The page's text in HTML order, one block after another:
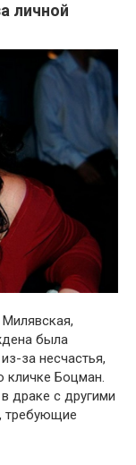
личной
была
за несчастья,
кличке Боцман.
драке с другими
требующие